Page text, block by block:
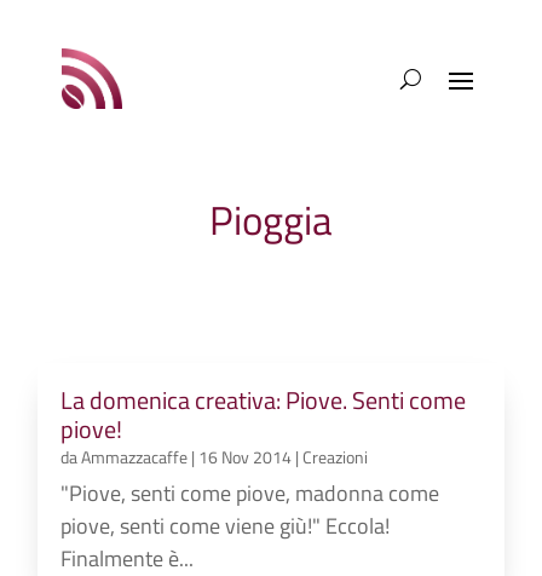
Pioggia
La domenica creativa: Piove. Senti come
piove!
daAmmazzacaffe| 16 Nov 2014|Creazioni
"Piove, senti come piove, madonna come
piove, senti come viene giù!" Eccola!
Finalmente è...